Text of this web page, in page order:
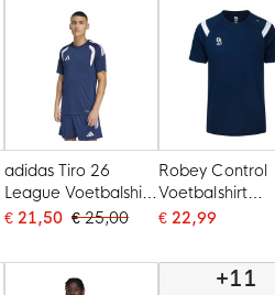
adidas Tiro 26
League Voetbalshirt
Donkerblauw Wit
€ 21,50 € 25,00
Robey Control
Voetbalshirt
Donkerblauw
€ 22,99
+11